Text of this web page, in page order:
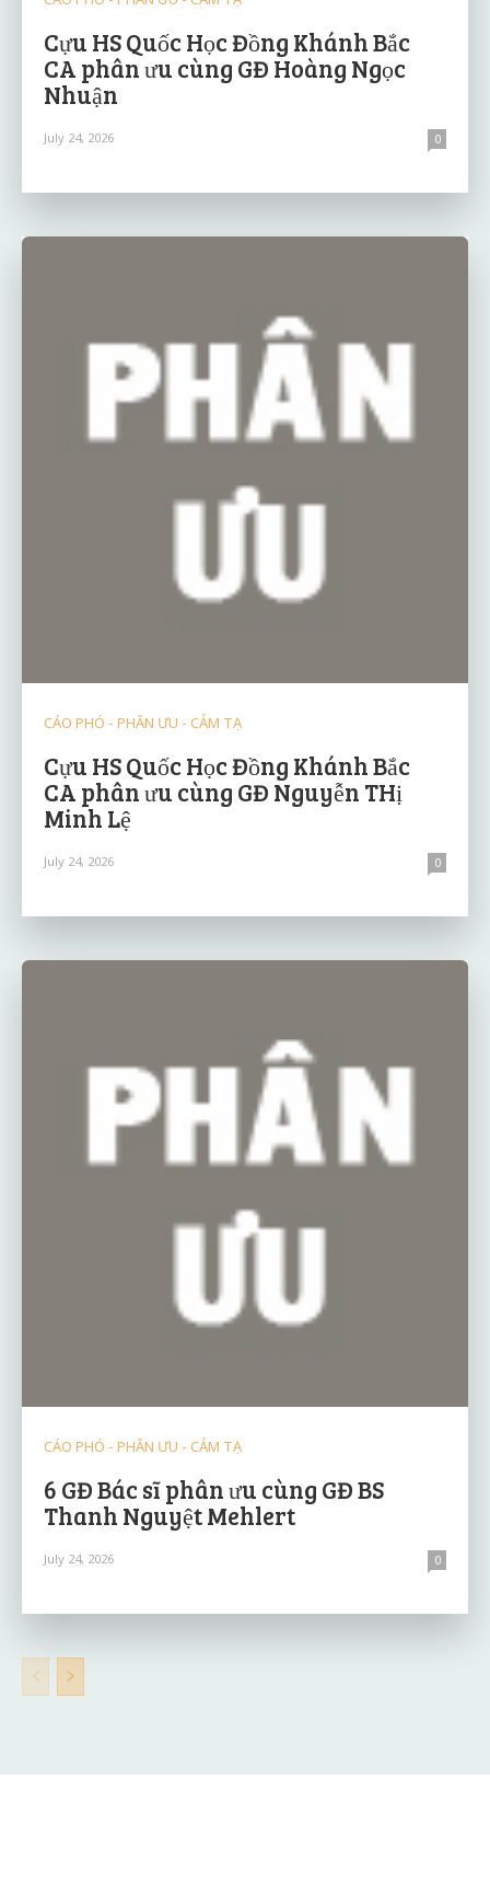
Cựu HS Quốc Học Đồng Khánh Bắc
CA phân ưu cùng GĐ Hoàng Ngọc
Nhuận
July 24, 2026 0
CÁO PHÓ - PHÂN ƯU - CẢM TẠ
Cựu HS Quốc Học Đồng Khánh Bắc
CA phân ưu cùng GĐ Nguyễn THị
Minh Lệ
July 24, 2026 0
CÁO PHÓ - PHÂN ƯU - CẢM TẠ
6 GĐ Bác sĩ phân ưu cùng GĐ BS
Thanh Nguyệt Mehlert
July 24, 2026 0